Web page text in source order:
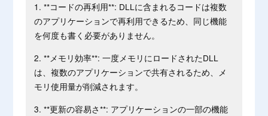
1. **コードの再利用**: DLLに含まれるコードは複数
のアプリケーションで再利用できるため、同じ機能
を何度も書く必要がありません。
2. **メモリ効率**: 一度メモリにロードされたDLL
は、複数のアプリケーションで共有されるため、メ
モリ使用量が削減されます。
3. **更新の容易さ**: アプリケーションの一部の機能